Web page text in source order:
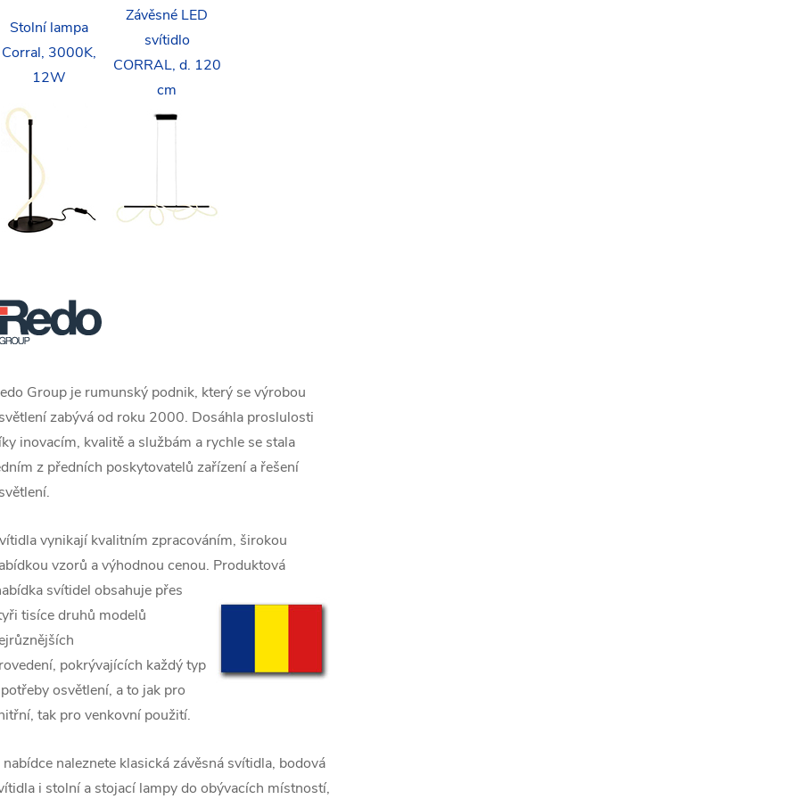
Stolní lampa
Corral, 3000K,
12W
Závěsné LED
svítidlo
CORRAL, d. 120
cm
Group je rumunský podnik, který se výrobou
zabývá od roku 2000. Dosáhla proslulosti
inovacím, kvalitě a službám a rychle se stala
z předních poskytovatelů zařízení a řešení
vynikají kvalitním zpracováním, širokou
vzorů a výhodnou cenou. Produktová
svítidel obsahuje přes
tisíce druhů modelů
pokrývajících každý typ
osvětlení, a to jak pro
tak pro venkovní použití.
naleznete klasická závěsná svítidla, bodová
i stolní a stojací lampy do obývacích místností,